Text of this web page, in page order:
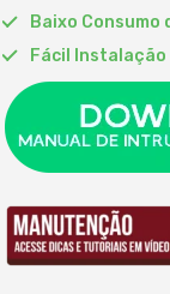
Baixo Consumo
Fácil Instalação